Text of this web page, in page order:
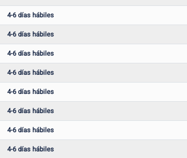
4-6 días hábiles
4-6 días hábiles
4-6 días hábiles
4-6 días hábiles
4-6 días hábiles
4-6 días hábiles
4-6 días hábiles
4-6 días hábiles